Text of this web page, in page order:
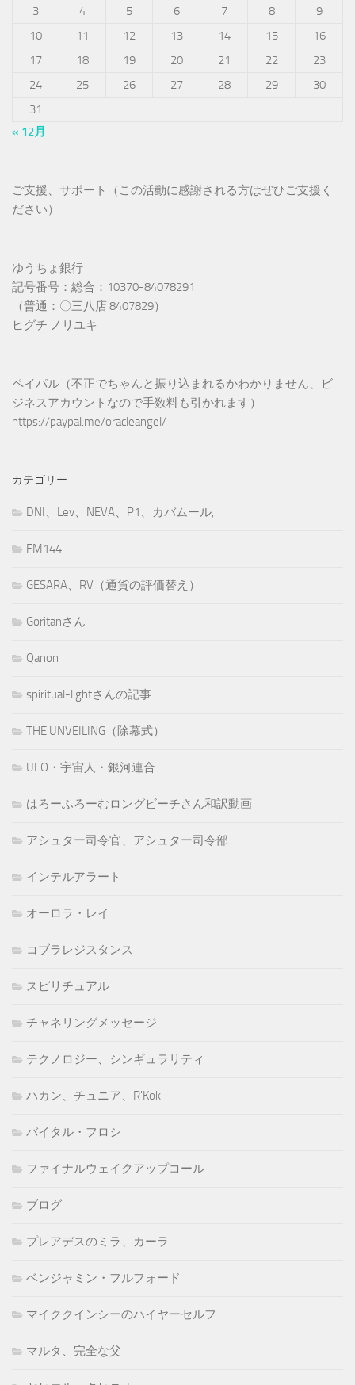
3
4 5 6 7 8
9
10
11 12 13 14 15
16
17
18 19 20 21 22
23
24
25 26 27 28 29
30
31
« 12月
ご支援、サポート（この活動に感謝される方はぜひご支援く
ださい）
ゆうちょ銀行
記号番号：総合：10370-84078291
（普通：〇三八店 8407829）
ヒグチ ノリユキ
ペイパル（不正でちゃんと振り込まれるかわかりません、ビ
ジネスアカウントなので手数料も引かれます）
https://paypal.me/oracleangel/
カテゴリー
DNI、Lev、NEVA、P1、カバムール,
FM144
GESARA、RV（通貨の評価替え）
Goritanさん
Qanon
spiritual-lightさんの記事
THE UNVEILING（除幕式）
UFO・宇宙人・銀河連合
はろーふろーむロングビーチさん和訳動画
アシュター司令官、アシュター司令部
インテルアラート
オーロラ・レイ
コブラレジスタンス
スピリチュアル
チャネリングメッセージ
テクノロジー、シンギュラリティ
ハカン、チュニア、R'Kok
バイタル・フロシ
ファイナルウェイクアップコール
ブログ
プレアデスのミラ、カーラ
ベンジャミン・フルフォード
マイククインシーのハイヤーセルフ
マルタ、完全な父